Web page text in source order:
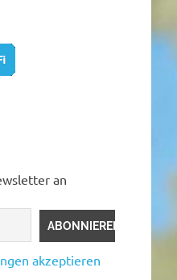
an
akzeptieren